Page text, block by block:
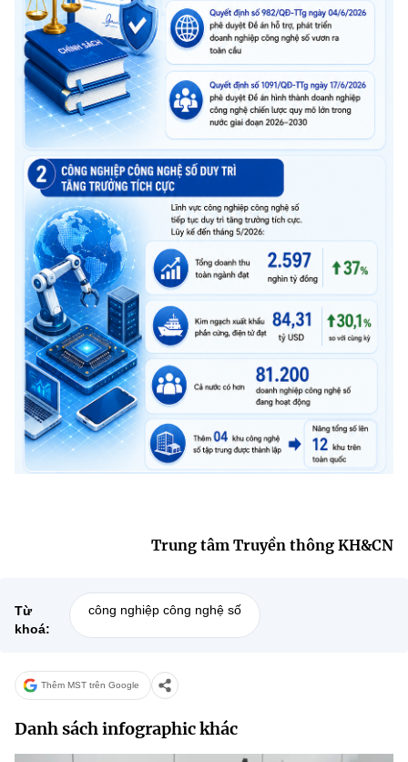
Chọn ngôn ngữ
Vietnamese English
BỘ KHOA HỌC VÀ CÔNG NGHỆ
MINISTRY OF SCIENCE AND TECHNOLOGY
Điều khoản sử dụng Theo dõi MST: Góp ý
Cơ quan chủ quản: Bộ Khoa học và Công nghệ (MST)
Chịu trách nhiệm nội dung: Nguyễn Thị Hải Hằng
Giám đốc Trung tâm Truyền thông Khoa học và Công nghệ.
Liên hệ
Địa chỉ: Ban Biên tập Cổng TTĐT - 18 Nguyễn Du, TP. Hà Nội
Điện thoại: 024 3936 9506
Email:stc@mst.gov.vn
©2026 Bản quyền thuộc Bộ Khoa Học và Công Nghệ
(Ghi rõ nguồn "https://mst.gov.vn" khi phát hành lại thông tin từ
website này)
Trung tâm Truyền thông KH&CN
Từ
khoá:
công nghiệp công nghệ số
Thêm MST trên Google
Danh sách infographic khác